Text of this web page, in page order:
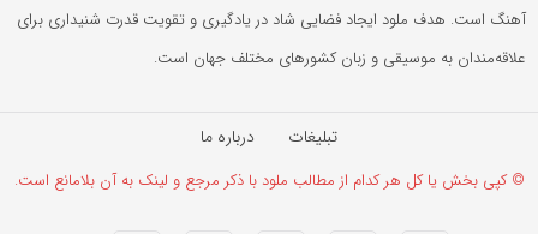
آهنگ است. هدف ملود ایجاد فضایی شاد در یادگیری و تقویت قدرت شنیداری برای
علاقه‌مندان به موسیقی و زبان کشورهای مختلف جهان است.
تبلیغات درباره ما
© کپی بخش یا کل هر کدام از مطالب ملود با ذکر مرجع و لینک به آن بلامانع است.